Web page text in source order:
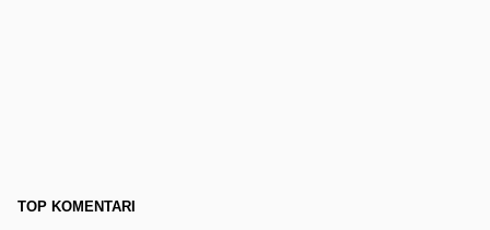
TOP KOMENTARI